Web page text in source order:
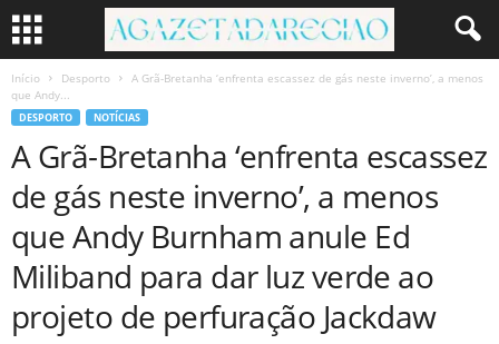
Início Desporto
A Grã-Bretanha ‘enfrenta escassez de gás neste inverno’, a menos
que Andy...
DESPORTO NOTÍCIAS
A Grã-Bretanha ‘enfrenta escassez
de gás neste inverno’, a menos
que Andy Burnham anule Ed
Miliband para dar luz verde ao
projeto de perfuração Jackdaw